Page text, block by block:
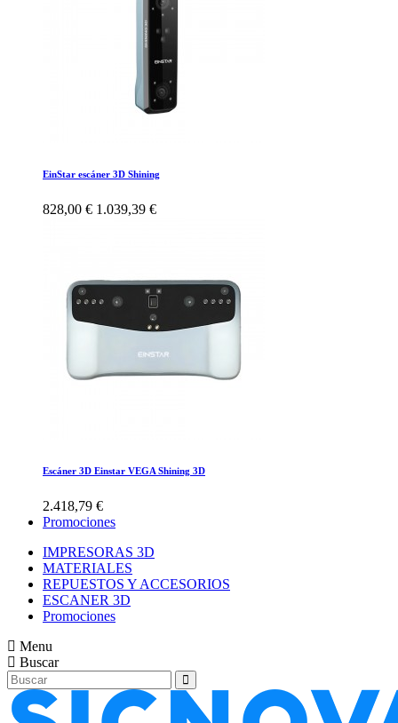
EinStar escáner 3D Shining
828,00 € 1.039,39 €
Escáner 3D Einstar VEGA Shining 3D
2.418,79 €
Promociones
IMPRESORAS 3D
MATERIALES
REPUESTOS Y ACCESORIOS
ESCANER 3D
Promociones
Menu
Buscar